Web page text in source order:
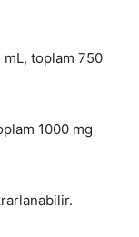
mL, toplam 750
1000 mg